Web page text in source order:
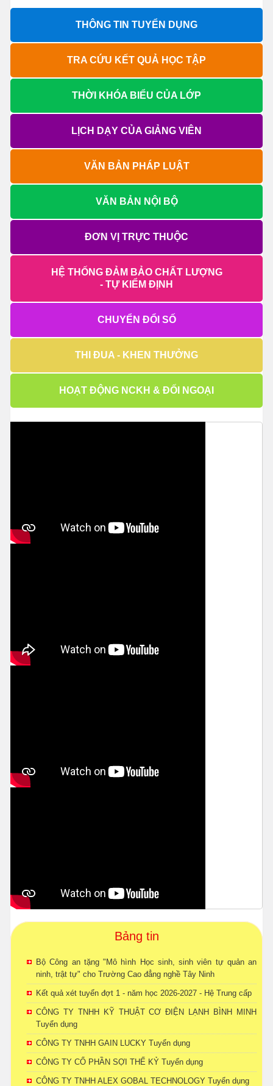
THÔNG TIN TUYỂN DỤNG
TRA CỨU KẾT QUẢ HỌC TẬP
THỜI KHÓA BIỂU CỦA LỚP
LỊCH DẠY CỦA GIẢNG VIÊN
VĂN BẢN PHÁP LUẬT
VĂN BẢN NỘI BỘ
ĐƠN VỊ TRỰC THUỘC
HỆ THỐNG ĐẢM BẢO CHẤT LƯỢNG
- TỰ KIỂM ĐỊNH
CHUYỂN ĐỔI SỐ
THI ĐUA - KHEN THƯỞNG
HOẠT ĐỘNG NCKH & ĐỐI NGOẠI
Bảng tin
Bộ Công an tặng "Mô hình Học sinh, sinh viên tự quản an
ninh, trật tự" cho Trường Cao đẳng nghề Tây Ninh
Kết quả xét tuyển đợt 1 - năm học 2026-2027 - Hệ Trung cấp
CÔNG TY TNHH KỸ THUẬT CƠ ĐIỆN LẠNH BÌNH MINH
Tuyển dụng
CÔNG TY TNHH GAIN LUCKY Tuyển dụng
CÔNG TY CỔ PHẦN SỢI THẾ KỶ Tuyển dụng
CÔNG TY TNHH ALEX GOBAL TECHNOLOGY Tuyển dụng